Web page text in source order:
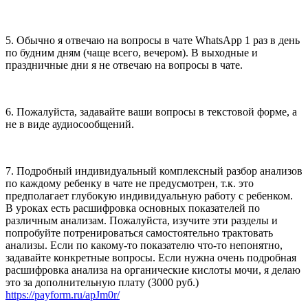
5. Обычно я отвечаю на вопросы в чате WhatsApp 1 раз в день
по будним дням (чаще всего, вечером). В выходные и
праздничные дни я не отвечаю на вопросы в чате.
6. Пожалуйста, задавайте ваши вопросы в текстовой форме, а
не в виде аудиосообщений.
7. Подробный индивидуальный комплексный разбор анализов
по каждому ребенку в чате не предусмотрен, т.к. это
предполагает глубокую индивидуальную работу с ребенком.
В уроках есть расшифровка основных показателей по
различным анализам. Пожалуйста, изучите эти разделы и
попробуйте потренироваться самостоятельно трактовать
анализы. Если по какому-то показателю что-то непонятно,
задавайте конкретные вопросы. Если нужна очень подробная
расшифровка анализа на органические кислоты мочи, я делаю
это за дополнительную плату (3000 руб.)
https://payform.ru/apJm0r/